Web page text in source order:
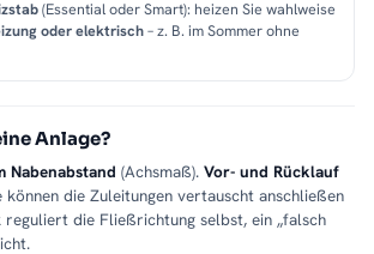
(Essential oder Smart): heizen Sie wahlweise
oder elektrisch– z. B. im Sommer ohne
Anlage?
Nabenabstand (Achsmaß). Vor- und Rücklauf
können die Zuleitungen vertauscht anschließen
die Fließrichtung selbst, ein „falsch